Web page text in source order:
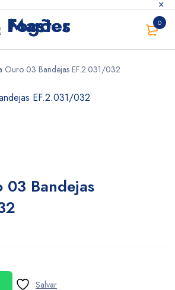
0
Ouro 03 Bandejas EF.2.031/032
03 Bandejas